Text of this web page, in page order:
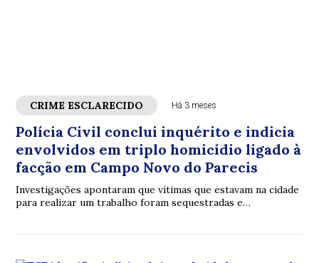
CRIME ESCLARECIDO Há 3 meses
Polícia Civil conclui inquérito e indicia
envolvidos em triplo homicídio ligado à
facção em Campo Novo do Parecis
Investigações apontaram que vítimas que estavam na cidade
para realizar um trabalho foram sequestradas e